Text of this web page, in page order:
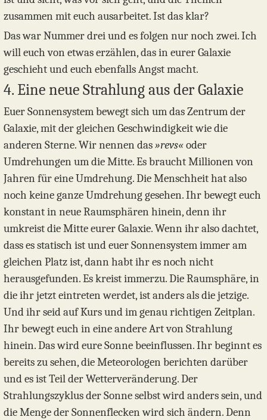
zusammen mit euch ausarbeitet. Ist das klar?
Das war Nummer drei und es folgen nur noch zwei. Ich
will euch von etwas erzählen, das in eurer Galaxie
geschieht und euch ebenfalls Angst macht.
4. Eine neue Strahlung aus der Galaxie
Euer Sonnensystem bewegt sich um das Zentrum der
Galaxie, mit der gleichen Geschwindigkeit wie die
anderen Sterne. Wir nennen das»revs«oder
Umdrehungen um die Mitte. Es braucht Millionen von
Jahren für eine Umdrehung. Die Menschheit hat also
noch keine ganze Umdrehung gesehen. Ihr bewegt euch
konstant in neue Raumsphären hinein, denn ihr
umkreist die Mitte eurer Galaxie. Wenn ihr also dachtet,
dass es statisch ist und euer Sonnensystem immer am
gleichen Platz ist, dann habt ihr es noch nicht
herausgefunden. Es kreist immerzu. Die Raumsphäre, in
die ihr jetzt eintreten werdet, ist anders als die jetzige.
Und ihr seid auf Kurs und im genau richtigen Zeitplan.
Ihr bewegt euch in eine andere Art von Strahlung
hinein. Das wird eure Sonne beeinflussen. Ihr beginnt es
bereits zu sehen, die Meteorologen berichten darüber
und es ist Teil der Wetterveränderung. Der
Strahlungszyklus der Sonne selbst wird anders sein, und
die Menge der Sonnenflecken wird sich ändern. Denn